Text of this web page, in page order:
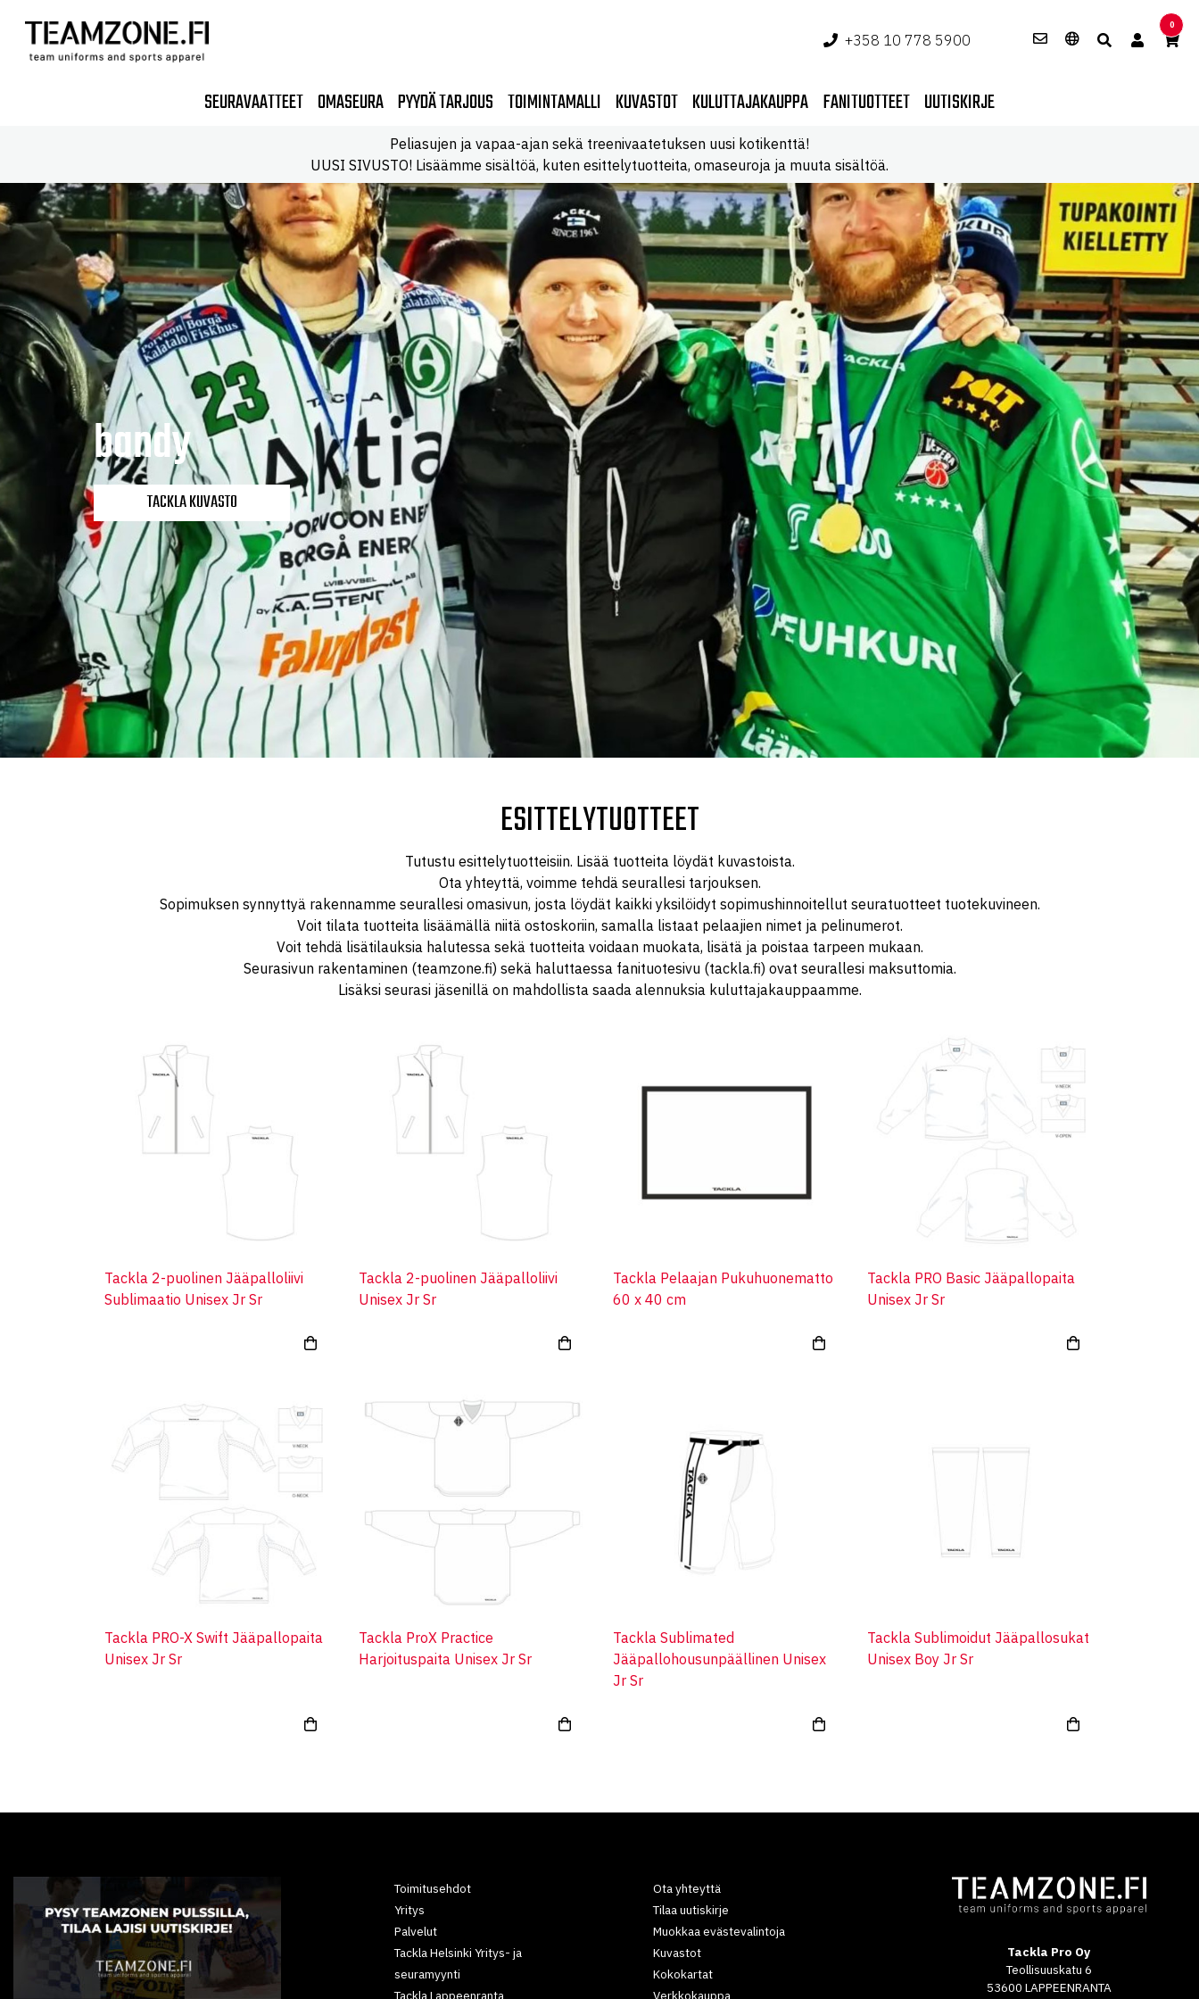
+358 10 778 5900
0
SEURAVAATTEET OMASEURA PYYDÄ TARJOUS TOIMINTAMALLI KUVASTOT KULUTTAJAKAUPPA FANITUOTTEET UUTISKIRJE
Peliasujen ja vapaa-ajan sekä treenivaatetuksen uusi kotikenttä!
UUSI SIVUSTO! Lisäämme sisältöä, kuten esittelytuotteita, omaseuroja ja muuta sisältöä.
bandy
TACKLA KUVASTO
ESITTELYTUOTTEET
Tutustu esittelytuotteisiin. Lisää tuotteita löydät kuvastoista.
Ota yhteyttä, voimme tehdä seurallesi tarjouksen.
Sopimuksen synnyttyä rakennamme seurallesi omasivun, josta löydät kaikki yksilöidyt sopimushinnoitellut seuratuotteet tuotekuvineen.
Voit tilata tuotteita lisäämällä niitä ostoskoriin, samalla listaat pelaajien nimet ja pelinumerot.
Voit tehdä lisätilauksia halutessa sekä tuotteita voidaan muokata, lisätä ja poistaa tarpeen mukaan.
Seurasivun rakentaminen (teamzone.fi) sekä haluttaessa fanituotesivu (tackla.fi) ovat seurallesi maksuttomia.
Lisäksi seurasi jäsenillä on mahdollista saada alennuksia kuluttajakauppaamme.
Tackla 2-puolinen Jääpalloliivi
Sublimaatio Unisex Jr Sr
Tackla 2-puolinen Jääpalloliivi
Unisex Jr Sr
Tackla Pelaajan Pukuhuonematto
60 x 40 cm
Tackla PRO Basic Jääpallopaita
Unisex Jr Sr
Tackla PRO-X Swift Jääpallopaita
Unisex Jr Sr
Tackla ProX Practice
Harjoituspaita Unisex Jr Sr
Tackla Sublimated
Jääpallohousunpäällinen Unisex
Jr Sr
Tackla Sublimoidut Jääpallosukat
Unisex Boy Jr Sr
Toimitusehdot
Yritys
Palvelut
Tackla Helsinki Yritys- ja
seuramyynti
Tackla Lappeenranta
Ota yhteyttä
Tilaa uutiskirje
Muokkaa evästevalintoja
Kuvastot
Kokokartat
Verkkokauppa
Tackla Pro Oy
Teollisuuskatu 6
53600 LAPPEENRANTA